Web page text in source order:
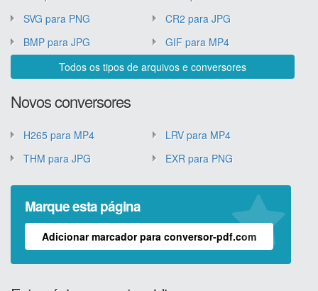
SVG para PNG
CR2 para JPG
BMP para JPG
GIF para MP4
Todos os tipos de arquivos e conversores
Novos conversores
H265 para MP4
LRV para MP4
THM para JPG
EXR para PNG
Marque esta página
Adicionar marcador para conversor-pdf.com